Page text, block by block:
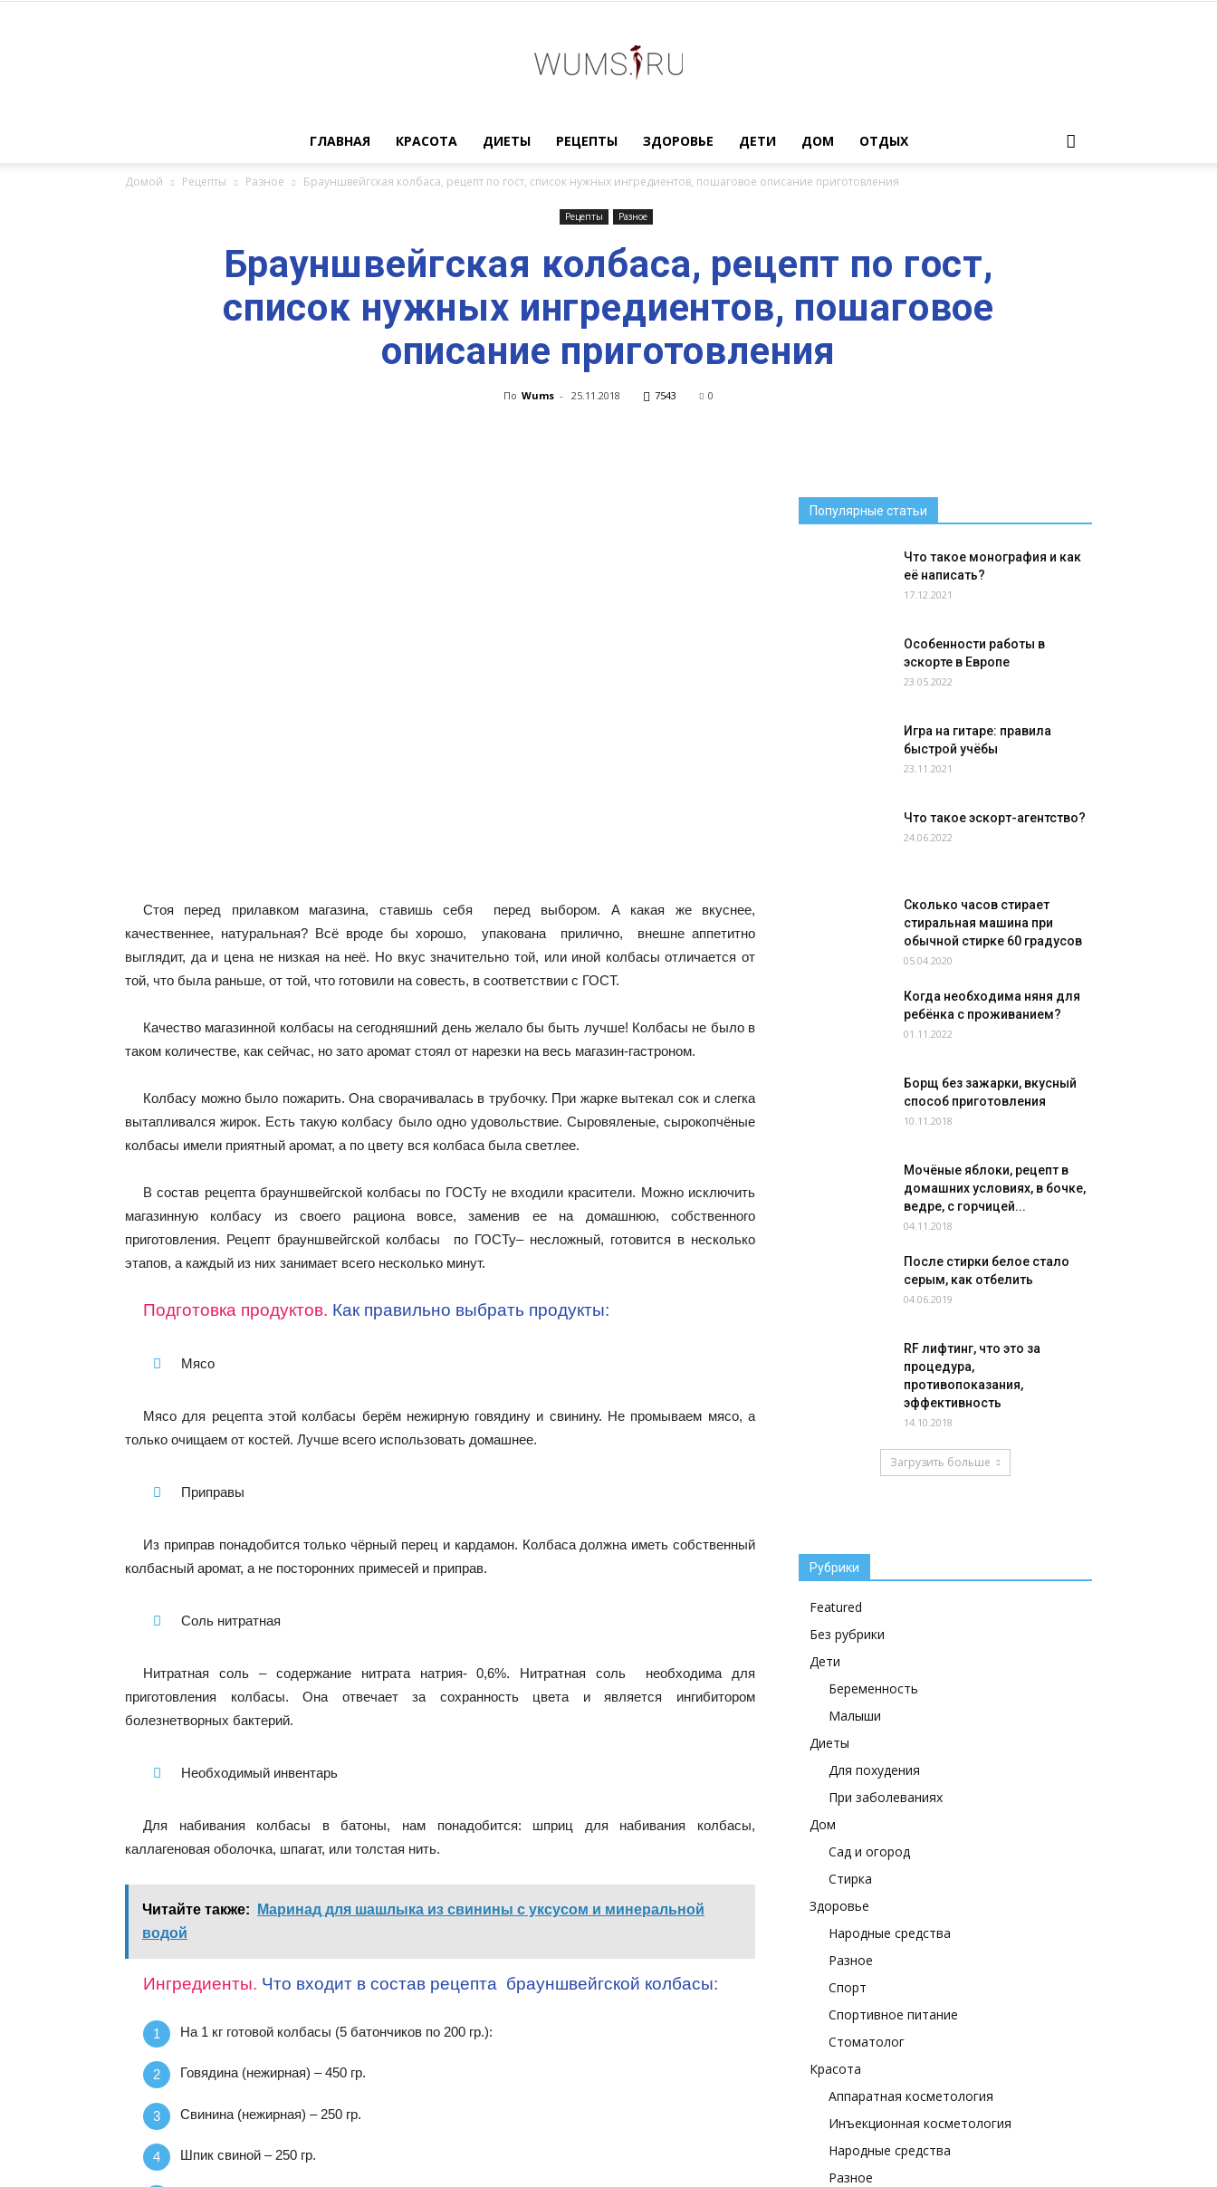
Женский
журнал
ГЛАВНАЯ КРАСОТА ДИЕТЫ РЕЦЕПТЫ ЗДОРОВЬЕ ДЕТИ ДОМ ОТДЫХ
Домой Рецепты Разное Брауншвейгская колбаса, рецепт по гост, список нужных ингредиентов, пошаговое описание приготовления
Рецепты Разное
Брауншвейгская колбаса, рецепт по гост,
список нужных ингредиентов, пошаговое
описание приготовления
По Wums - 25.11.2018 7543 0
Стоя перед прилавком магазина, ставишь себя перед выбором. А какая же вкуснее,
качественнее, натуральная? Всё вроде бы хорошо, упакована прилично, внешне аппетитно
выглядит, да и цена не низкая на неё. Но вкус значительно той, или иной колбасы отличается от
той, что была раньше, от той, что готовили на совесть, в соответствии с ГОСТ.
Качество магазинной колбасы на сегодняшний день желало бы быть лучше! Колбасы не было в
таком количестве, как сейчас, но зато аромат стоял от нарезки на весь магазин-гастроном.
Колбасу можно было пожарить. Она сворачивалась в трубочку. При жарке вытекал сок и слегка
вытапливался жирок. Есть такую колбасу было одно удовольствие. Сыровяленые, сырокопчёные
колбасы имели приятный аромат, а по цвету вся колбаса была светлее.
В состав рецепта брауншвейгской колбасы по ГОСТу не входили красители. Можно исключить
магазинную колбасу из своего рациона вовсе, заменив ее на домашнюю, собственного
приготовления. Рецепт брауншвейгской колбасы по ГОСТу– несложный, готовится в несколько
этапов, а каждый из них занимает всего несколько минут.
Подготовка продуктов. Как правильно выбрать продукты:
Мясо
Мясо для рецепта этой колбасы берём нежирную говядину и свинину. Не промываем мясо, а
только очищаем от костей. Лучше всего использовать домашнее.
Приправы
Из приправ понадобится только чёрный перец и кардамон. Колбаса должна иметь собственный
колбасный аромат, а не посторонних примесей и приправ.
Соль нитратная
Нитратная соль – содержание нитрата натрия- 0,6%. Нитратная соль необходима для
приготовления колбасы. Она отвечает за сохранность цвета и является ингибитором
болезнетворных бактерий.
Необходимый инвентарь
Для набивания колбасы в батоны, нам понадобится: шприц для набивания колбасы,
каллагеновая оболочка, шпагат, или толстая нить.
Читайте также:
Маринад для шашлыка из свинины с уксусом и минеральной
водой
Ингредиенты. Что входит в состав рецепта брауншвейгской колбасы:
На 1 кг готовой колбасы (5 батончиков по 200 гр.):
Говядина (нежирная) – 450 гр.
Свинина (нежирная) – 250 гр.
Шпик свиной – 250 гр.
Популярные статьи
Что такое монография и как
её написать?
17.12.2021
Особенности работы в
эскорте в Европе
23.05.2022
Игра на гитаре: правила
быстрой учёбы
23.11.2021
Что такое эскорт-агентство?
24.06.2022
Сколько часов стирает
стиральная машина при
обычной стирке 60 градусов
05.04.2020
Когда необходима няня для
ребёнка с проживанием?
01.11.2022
Борщ без зажарки, вкусный
способ приготовления
10.11.2018
Мочёные яблоки, рецепт в
домашних условиях, в бочке,
ведре, с горчицей...
04.11.2018
После стирки белое стало
серым, как отбелить
04.06.2019
RF лифтинг, что это за
процедура,
противопоказания,
эффективность
14.10.2018
Загрузить больше
Рубрики
Featured
Без рубрики
Дети
Беременность
Малыши
Диеты
Для похудения
При заболеваниях
Дом
Сад и огород
Стирка
Здоровье
Народные средства
Разное
Спорт
Спортивное питание
Стоматолог
Красота
Аппаратная косметология
Инъекционная косметология
Народные средства
Разное